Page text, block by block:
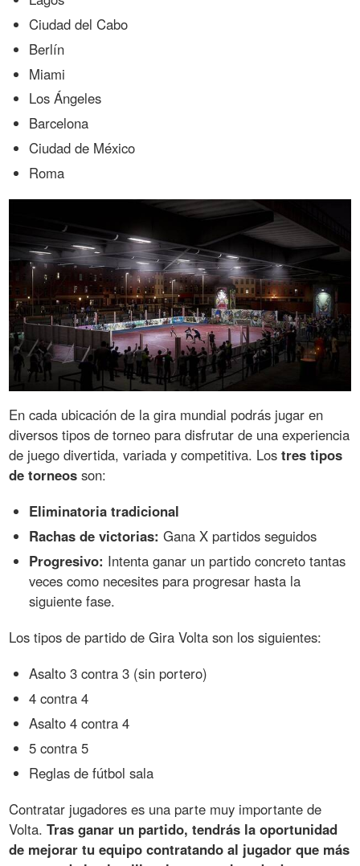
Ciudad del Cabo
Berlín
Miami
Los Ángeles
Barcelona
Ciudad de México
Roma
En cada ubicación de la gira mundial podrás jugar en
diversos tipos de torneo para disfrutar de una experiencia
de juego divertida, variada y competitiva. Lostres tipos
de torneos son:
Eliminatoria tradicional
Rachas de victorias: Gana X partidos seguidos
Progresivo: Intenta ganar un partido concreto tantas
veces como necesites para progresar hasta la
siguiente fase.
Los tipos de partido de Gira Volta son los siguientes:
Asalto 3 contra 3 (sin portero)
4 contra 4
Asalto 4 contra 4
5 contra 5
Reglas de fútbol sala
Contratar jugadores es una parte muy importante de
Volta.Tras ganar un partido, tendrás la oportunidad
de mejorar tu equipo contratando al jugador que más